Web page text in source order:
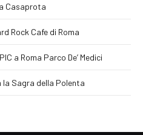
Casaprota
Rock Cafe di Roma
a Roma Parco De’ Medici
la Sagra della Polenta